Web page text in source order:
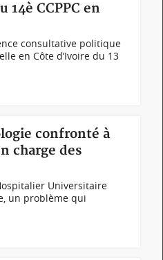
CCPPC en
consultative politique
en Côte d’Ivoire du 13
confronté à
charge des
Universitaire
un problème qui